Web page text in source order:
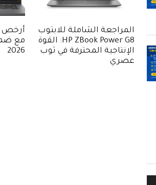
المراجعة الشاملة للابتوب
HP ZBook Power G8: القوة
الإنتاجية المحترفة في ثوب
عصري
مع
2026